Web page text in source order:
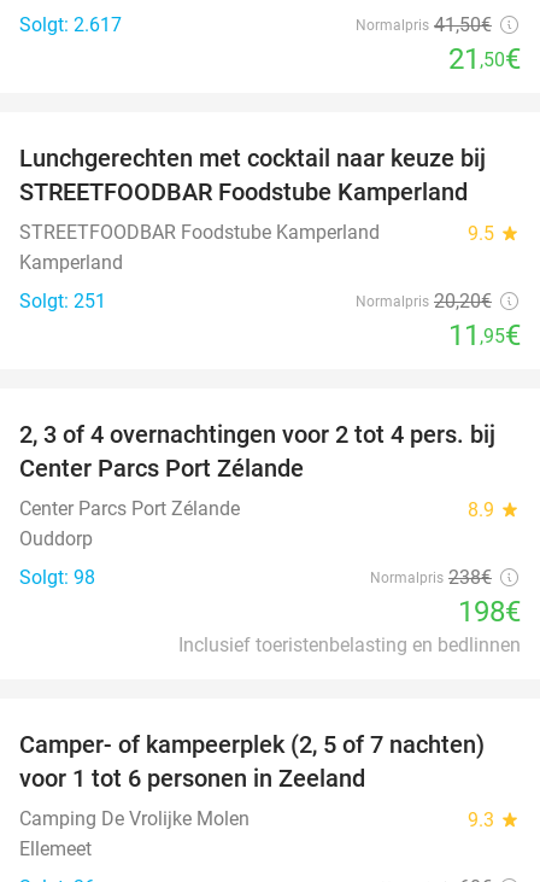
Solgt: 2.617
Normalpris 41,50€
21 ,50€
41%
Lunchgerechten met cocktail naar keuze bij
STREETFOODBAR Foodstube Kamperland
STREETFOODBAR Foodstube Kamperland 9.5 star
Kamperland
Solgt: 251
Normalpris 20,20€
11 ,95€
17%
2, 3 of 4 overnachtingen voor 2 tot 4 pers. bij
Center Parcs Port Zélande
Center Parcs Port Zélande 8.9 star
Ouddorp
Solgt: 98
Normalpris 238€
198€
Inclusief toeristenbelasting en bedlinnen
35%
Camper- of kampeerplek (2, 5 of 7 nachten)
voor 1 tot 6 personen in Zeeland
Camping De Vrolijke Molen 9.3 star
Ellemeet